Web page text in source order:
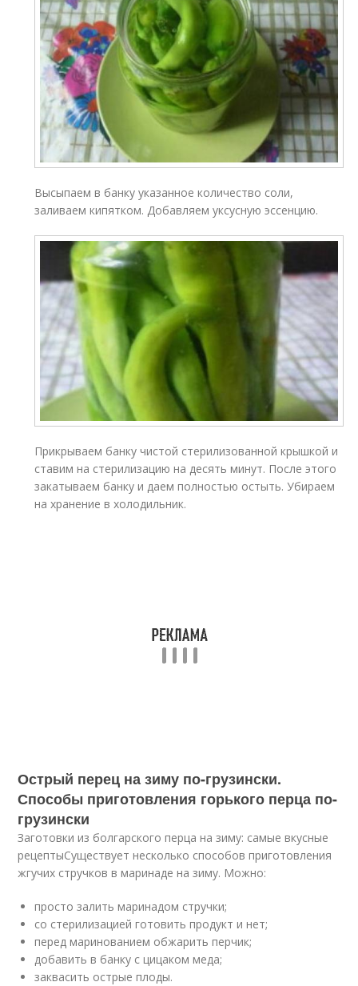
Высыпаем в банку указанное количество соли,
заливаем кипятком. Добавляем уксусную эссенцию.
Прикрываем банку чистой стерилизованной крышкой и
ставим на стерилизацию на десять минут. После этого
закатываем банку и даем полностью остыть. Убираем
на хранение в холодильник.
Острый перец на зиму по-грузински.
Способы приготовления горького перца по-
грузински
Заготовки из болгарского перца на зиму: самые вкусные
рецептыСуществует несколько способов приготовления
жгучих стручков в маринаде на зиму. Можно:
просто залить маринадом стручки;
со стерилизацией готовить продукт и нет;
перед маринованием обжарить перчик;
добавить в банку с цицаком меда;
заквасить острые плоды.